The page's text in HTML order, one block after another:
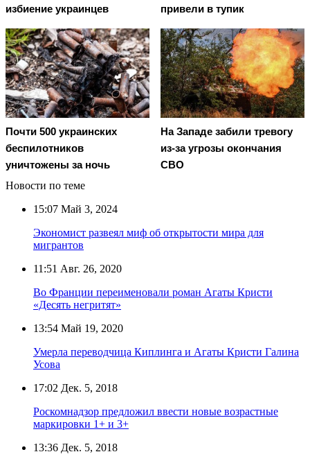
избиение украинцев
привели в тупик
Почти 500 украинских
беспилотников
уничтожены за ночь
На Западе забили тревогу
из-за угрозы окончания
СВО
Новости по теме
15:07 Май 3, 2024
Экономист развеял миф об открытости мира для
мигрантов
11:51 Авг. 26, 2020
Во Франции переименовали роман Агаты Кристи
«Десять негритят»
13:54 Май 19, 2020
Умерла переводчица Киплинга и Агаты Кристи Галина
Усова
17:02 Дек. 5, 2018
Роскомнадзор предложил ввести новые возрастные
маркировки 1+ и 3+
13:36 Дек. 5, 2018